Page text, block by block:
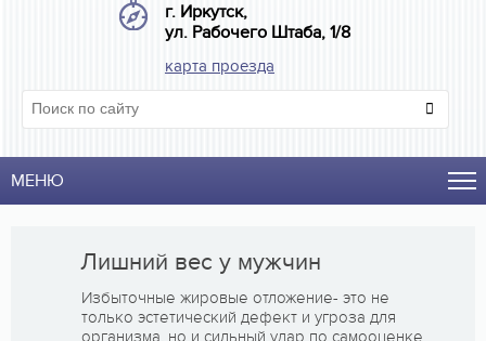
г. Иркутск,
ул. Рабочего Штаба, 1/8
карта проезда
МЕНЮ
Лишний вес у мужчин
Избыточные жировые отложение- это не
только эстетический дефект и угроза для
организма, но и сильный удар по самооценке